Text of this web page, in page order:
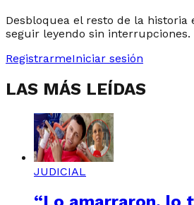
Desbloquea el resto de la historia
seguir leyendo sin interrupciones.
RegistrarmeIniciar sesión
LAS MÁS LEÍDAS
JUDICIAL